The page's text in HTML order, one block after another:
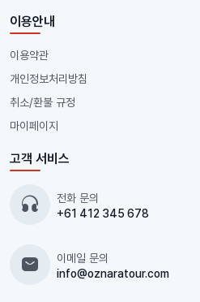
이용안내
이용약관
개인정보처리방침
취소/환불 규정
마이페이지
고객 서비스
전화 문의
+61 412 345 678
이메일 문의
info@oznaratour.com